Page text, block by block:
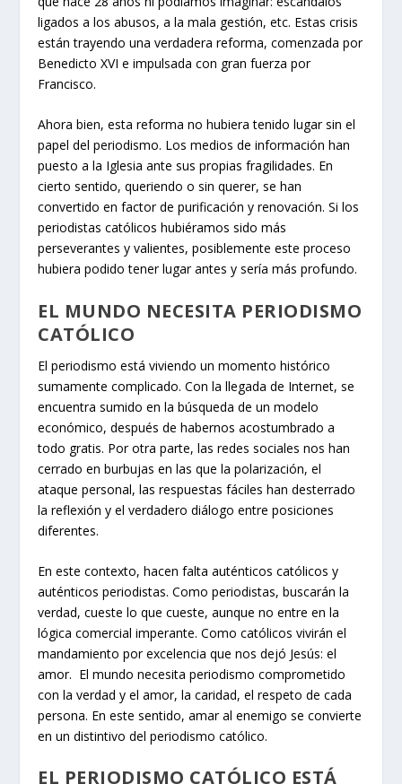
ligados a los abusos, a la mala gestión, etc. Estas crisis
están trayendo una verdadera reforma, comenzada por
Benedicto XVI e impulsada con gran fuerza por
Francisco.
Ahora bien, esta reforma no hubiera tenido lugar sin el
papel del periodismo. Los medios de información han
puesto a la Iglesia ante sus propias fragilidades. En
cierto sentido, queriendo o sin querer, se han
convertido en factor de purificación y renovación. Si los
periodistas católicos hubiéramos sido más
perseverantes y valientes, posiblemente este proceso
hubiera podido tener lugar antes y sería más profundo.
EL MUNDO NECESITA PERIODISMO
CATÓLICO
El periodismo está viviendo un momento histórico
sumamente complicado. Con la llegada de Internet, se
encuentra sumido en la búsqueda de un modelo
económico, después de habernos acostumbrado a
todo gratis. Por otra parte, las redes sociales nos han
cerrado en burbujas en las que la polarización, el
ataque personal, las respuestas fáciles han desterrado
la reflexión y el verdadero diálogo entre posiciones
diferentes.
En este contexto, hacen falta auténticos católicos y
auténticos periodistas. Como periodistas, buscarán la
verdad, cueste lo que cueste, aunque no entre en la
lógica comercial imperante. Como católicos vivirán el
mandamiento por excelencia que nos dejó Jesús: el
amor. El mundo necesita periodismo comprometido
con la verdad y el amor, la caridad, el respeto de cada
persona. En este sentido, amar al enemigo se convierte
en un distintivo del periodismo católico.
EL PERIODISMO CATÓLICO ESTÁ